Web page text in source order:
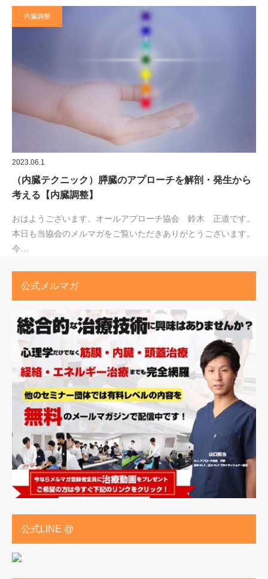
内臓調整
2023.06.1
（内臓テクニック）膵臓のアプローチを解剖・発生から
考える【内臓調整】
おはようございます。オールアプローチ協会 鈴木 正道です。
本日も当協会のメルマガをご覧いただきありがとうございます。
今…
公式メルマガ
公式LINE @